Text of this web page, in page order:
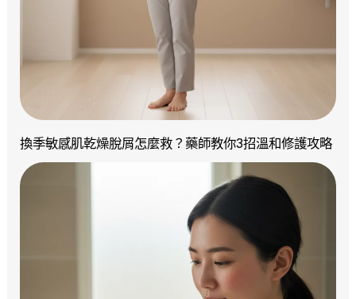
換季敏感肌乾燥脫屑怎麼救？藥師教你3招溫和修護攻略